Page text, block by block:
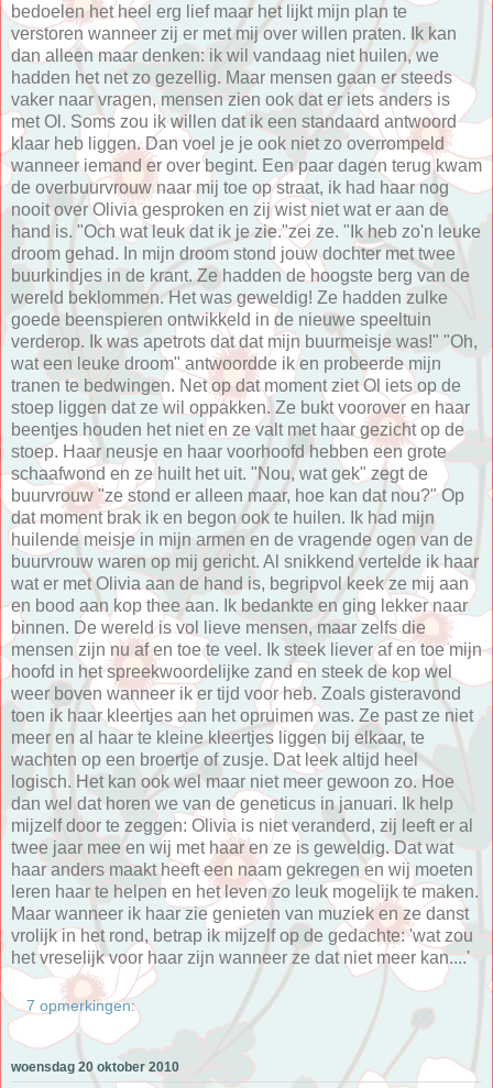
bedoelen het heel erg lief maar het lijkt mijn plan te
verstoren wanneer zij er met mij over willen praten. Ik kan
dan alleen maar denken: ik wil vandaag niet huilen, we
hadden het net zo gezellig. Maar mensen gaan er steeds
vaker naar vragen, mensen zien ook dat er iets anders is
met Ol. Soms zou ik willen dat ik een standaard antwoord
klaar heb liggen. Dan voel je je ook niet zo overrompeld
wanneer iemand er over begint. Een paar dagen terug kwam
de overbuurvrouw naar mij toe op straat, ik had haar nog
nooit over Olivia gesproken en zij wist niet wat er aan de
hand is. "Och wat leuk dat ik je zie."zei ze. "Ik heb zo'n leuke
droom gehad. In mijn droom stond jouw dochter met twee
buurkindjes in de krant. Ze hadden de hoogste berg van de
wereld beklommen. Het was geweldig! Ze hadden zulke
goede beenspieren ontwikkeld in de nieuwe speeltuin
verderop. Ik was apetrots dat dat mijn buurmeisje was!" "Oh,
wat een leuke droom" antwoordde ik en probeerde mijn
tranen te bedwingen. Net op dat moment ziet Ol iets op de
stoep liggen dat ze wil oppakken. Ze bukt voorover en haar
beentjes houden het niet en ze valt met haar gezicht op de
stoep. Haar neusje en haar voorhoofd hebben een grote
schaafwond en ze huilt het uit. "Nou, wat gek" zegt de
buurvrouw "ze stond er alleen maar, hoe kan dat nou?" Op
dat moment brak ik en begon ook te huilen. Ik had mijn
huilende meisje in mijn armen en de vragende ogen van de
buurvrouw waren op mij gericht. Al snikkend vertelde ik haar
wat er met Olivia aan de hand is, begripvol keek ze mij aan
en bood aan kop thee aan. Ik bedankte en ging lekker naar
binnen. De wereld is vol lieve mensen, maar zelfs die
mensen zijn nu af en toe te veel. Ik steek liever af en toe mijn
hoofd in het spreekwoordelijke zand en steek de kop wel
weer boven wanneer ik er tijd voor heb. Zoals gisteravond
toen ik haar kleertjes aan het opruimen was. Ze past ze niet
meer en al haar te kleine kleertjes liggen bij elkaar, te
wachten op een broertje of zusje. Dat leek altijd heel
logisch. Het kan ook wel maar niet meer gewoon zo. Hoe
dan wel dat horen we van de geneticus in januari. Ik help
mijzelf door te zeggen: Olivia is niet veranderd, zij leeft er al
twee jaar mee en wij met haar en ze is geweldig. Dat wat
haar anders maakt heeft een naam gekregen en wij moeten
leren haar te helpen en het leven zo leuk mogelijk te maken.
Maar wanneer ik haar zie genieten van muziek en ze danst
vrolijk in het rond, betrap ik mijzelf op de gedachte: 'wat zou
het vreselijk voor haar zijn wanneer ze dat niet meer kan....'
7 opmerkingen:
woensdag 20 oktober 2010